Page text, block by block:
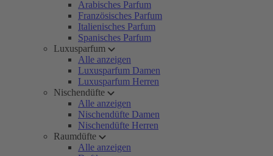
Arabisches Parfum
Französisches Parfum
Italienisches Parfum
Spanisches Parfum
Luxusparfum
Alle anzeigen
Luxusparfum Damen
Luxusparfum Herren
Nischendüfte
Alle anzeigen
Nischendüfte Damen
Nischendüfte Herren
Raumdüfte
Alle anzeigen